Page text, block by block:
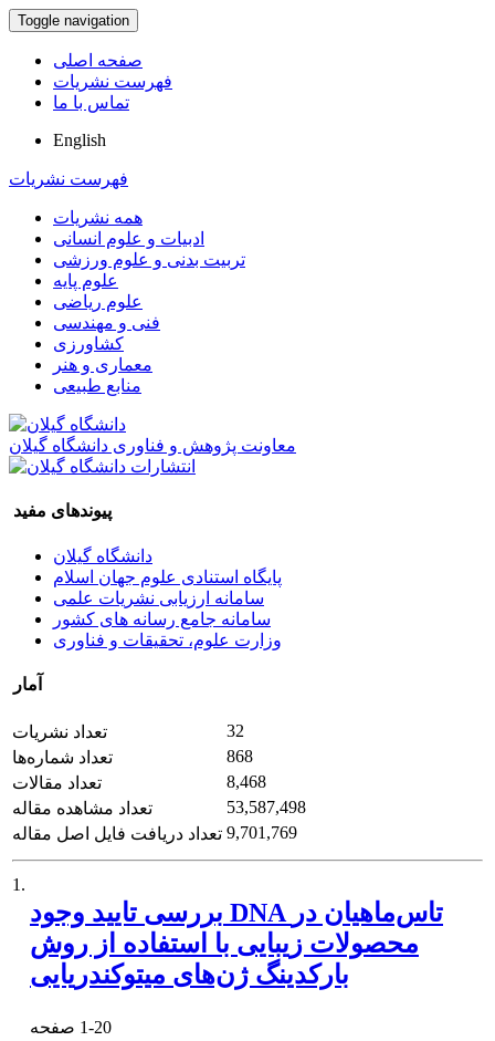
Toggle navigation
صفحه اصلی
فهرست نشریات
تماس با ما
English
فهرست نشریات
همه نشریات
ادبیات و علوم انسانی
تربیت بدنی و علوم ورزشی
علوم پایه
علوم ریاضی
فنی و مهندسی
کشاورزی
معماری و هنر
منابع طبیعی
معاونت پژوهش و فناوری دانشگاه گیلان
پیوندهای مفید
دانشگاه گیلان
پایگاه استنادی علوم جهان اسلام
سامانه ارزیابی نشریات علمی
سامانه جامع رسانه های کشور
وزارت علوم، تحقیقات و فناوری
آمار
تعداد نشریات
32
تعداد شماره‌ها
868
تعداد مقالات
8,468
تعداد مشاهده مقاله
53,587,498
تعداد دریافت فایل اصل مقاله 9,701,769
1.
بررسی تایید وجود DNA تاس‌ماهیان در
محصولات زیبایی با استفاده از روش
بارکدینگ ژن‌های میتوکندریایی
1-20